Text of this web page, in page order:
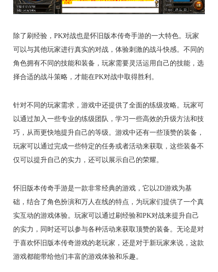
除了刷经验，PK对战也是怀旧版本传奇手游的一大特色。玩家
可以与其他玩家进行真实的对战，体验刺激的战斗快感。不同的
角色拥有不同的技能和装备，玩家需要灵活运用自己的技能，选
择合适的战斗策略，才能在PK对战中取得胜利。
针对不同的玩家需求，游戏中还提供了全面的练级攻略。玩家可
以通过加入一些专业的练级团队，学习一些高效的升级方法和技
巧，从而更快地提升自己的等级。游戏中还有一些顶赞的装备，
玩家可以通过完成一些特定的任务或者活动来获取，这些装备不
仅可以提升自己的实力，还可以展示自己的荣耀。
怀旧版本传奇手游是一款非常经典的游戏，它以2D游戏为基
础，结合了角色扮演和万人在线的特点，为玩家们提供了一个真
实互动的游戏体验。玩家可以通过刷经验和PK对战来提升自己
的实力，同时还可以参与各种活动来获取顶赞的装备。无论是对
于喜欢怀旧版本传奇游戏的老玩家，还是对于新玩家来说，这款
游戏都能带给他们丰富的游戏体验和乐趣。